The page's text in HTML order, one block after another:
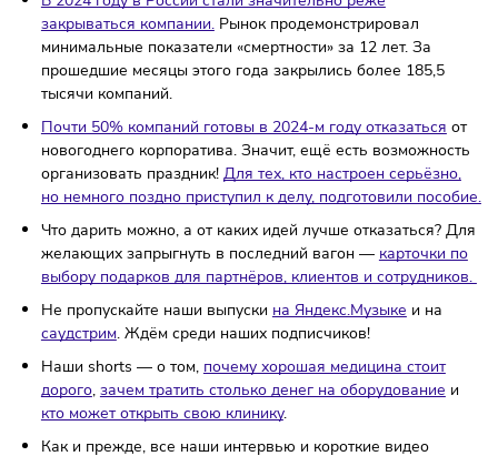
Ощутимо реже остальных потребители выбирали
«Четыре сыра». Её популярность снизилась почти на
Альфа-банк и ЦУМ объявили о коллаборации.
рамках трёх лет. Организации ответили, что условия с
повышенным уровнем выгоды получат клиенты Alfa
«А-Клуба».
В 2024 году в России стали значительно реже
закрываться компании.Рынок продемонстрировал
минимальные показатели «смертности» за 12 лет. За
прошедшие месяцы этого года закрылись более 185,5
тысячи компаний.
Почти 50% компаний готовы в 2024-м году отказаться
новогоднего корпоратива. Значит, ещё есть
организовать праздник!Для тех, кто настроен
но немного поздно приступил к делу, подготовили